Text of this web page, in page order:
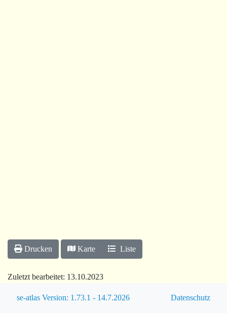
Drucken Karte Liste
Zuletzt bearbeitet: 13.10.2023
se-atlas Version: 1.73.1 - 14.7.2026 Datenschutz